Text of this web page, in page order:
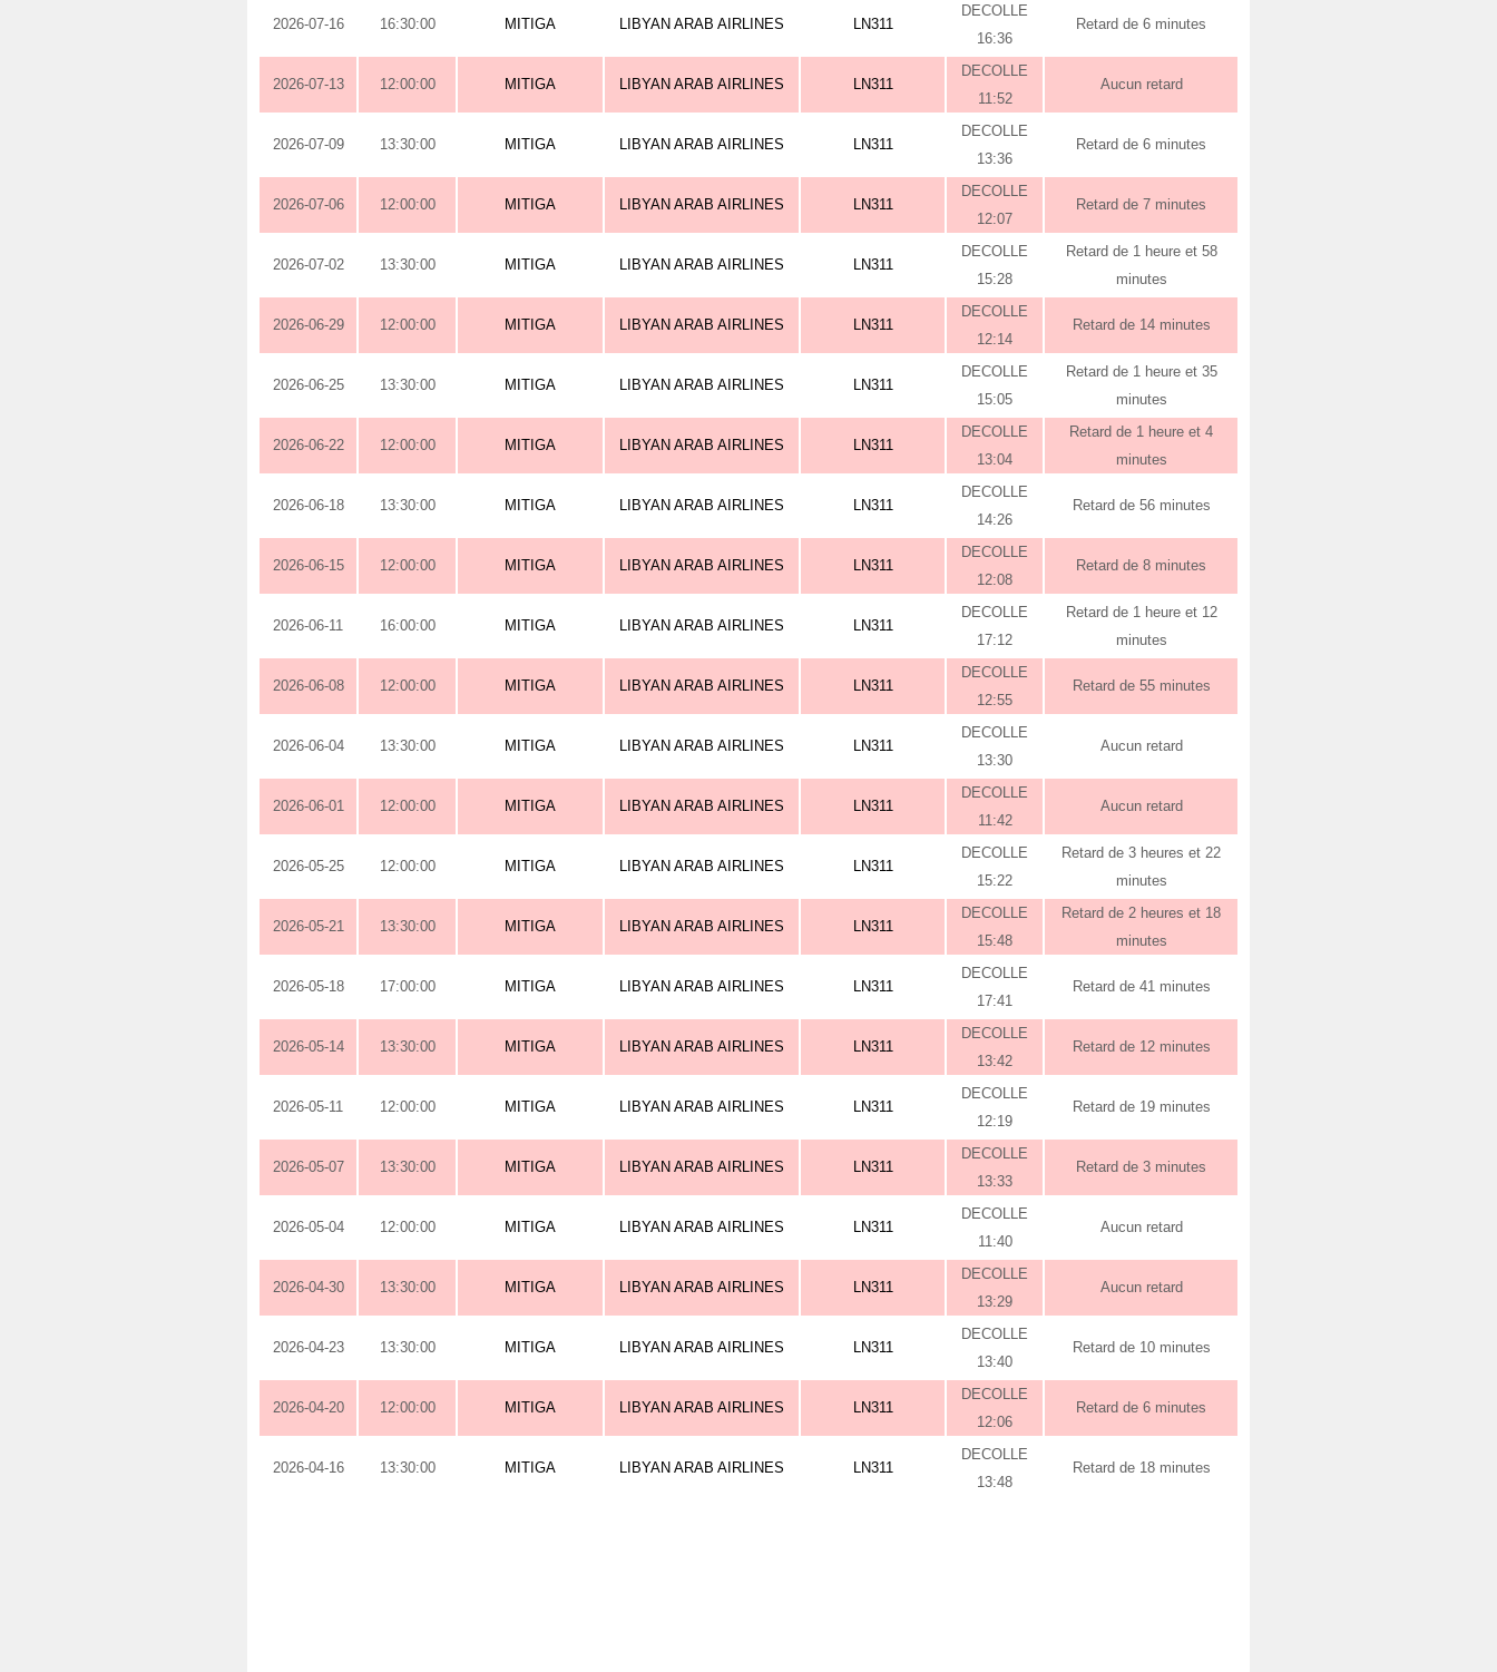
2026-07-16 16:30:00 MITIGA LIBYAN ARAB AIRLINES LN311
DECOLLE
16:36
Retard de 6 minutes
2026-07-13 12:00:00 MITIGA LIBYAN ARAB AIRLINES LN311
DECOLLE
11:52
Aucun retard
2026-07-09 13:30:00 MITIGA LIBYAN ARAB AIRLINES LN311
DECOLLE
13:36
Retard de 6 minutes
2026-07-06 12:00:00 MITIGA LIBYAN ARAB AIRLINES LN311
DECOLLE
12:07
Retard de 7 minutes
2026-07-02 13:30:00 MITIGA LIBYAN ARAB AIRLINES LN311
DECOLLE
15:28
Retard de 1 heure et 58
minutes
2026-06-29 12:00:00 MITIGA LIBYAN ARAB AIRLINES LN311
DECOLLE
12:14
Retard de 14 minutes
2026-06-25 13:30:00 MITIGA LIBYAN ARAB AIRLINES LN311
DECOLLE
15:05
Retard de 1 heure et 35
minutes
2026-06-22 12:00:00 MITIGA LIBYAN ARAB AIRLINES LN311
DECOLLE
13:04
Retard de 1 heure et 4
minutes
2026-06-18 13:30:00 MITIGA LIBYAN ARAB AIRLINES LN311
DECOLLE
14:26
Retard de 56 minutes
2026-06-15 12:00:00 MITIGA LIBYAN ARAB AIRLINES LN311
DECOLLE
12:08
Retard de 8 minutes
2026-06-11 16:00:00 MITIGA LIBYAN ARAB AIRLINES LN311
DECOLLE
17:12
Retard de 1 heure et 12
minutes
2026-06-08 12:00:00 MITIGA LIBYAN ARAB AIRLINES LN311
DECOLLE
12:55
Retard de 55 minutes
2026-06-04 13:30:00 MITIGA LIBYAN ARAB AIRLINES LN311
DECOLLE
13:30
Aucun retard
2026-06-01 12:00:00 MITIGA LIBYAN ARAB AIRLINES LN311
DECOLLE
11:42
Aucun retard
2026-05-25 12:00:00 MITIGA LIBYAN ARAB AIRLINES LN311
DECOLLE
15:22
Retard de 3 heures et 22
minutes
2026-05-21 13:30:00 MITIGA LIBYAN ARAB AIRLINES LN311
DECOLLE
15:48
Retard de 2 heures et 18
minutes
2026-05-18 17:00:00 MITIGA LIBYAN ARAB AIRLINES LN311
DECOLLE
17:41
Retard de 41 minutes
2026-05-14 13:30:00 MITIGA LIBYAN ARAB AIRLINES LN311
DECOLLE
13:42
Retard de 12 minutes
2026-05-11 12:00:00 MITIGA LIBYAN ARAB AIRLINES LN311
DECOLLE
12:19
Retard de 19 minutes
2026-05-07 13:30:00 MITIGA LIBYAN ARAB AIRLINES LN311
DECOLLE
13:33
Retard de 3 minutes
2026-05-04 12:00:00 MITIGA LIBYAN ARAB AIRLINES LN311
DECOLLE
11:40
Aucun retard
2026-04-30 13:30:00 MITIGA LIBYAN ARAB AIRLINES LN311
DECOLLE
13:29
Aucun retard
2026-04-23 13:30:00 MITIGA LIBYAN ARAB AIRLINES LN311
DECOLLE
13:40
Retard de 10 minutes
2026-04-20 12:00:00 MITIGA LIBYAN ARAB AIRLINES LN311
DECOLLE
12:06
Retard de 6 minutes
2026-04-16 13:30:00 MITIGA LIBYAN ARAB AIRLINES LN311
DECOLLE
13:48
Retard de 18 minutes